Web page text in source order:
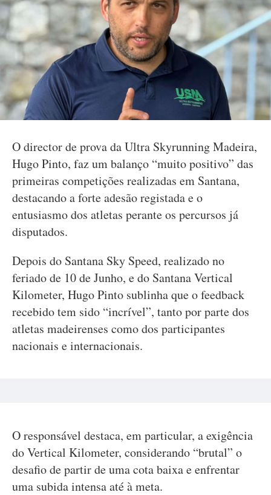
O director de prova da Ultra Skyrunning Madeira,
Hugo Pinto, faz um balanço “muito positivo” das
primeiras competições realizadas em Santana,
destacando a forte adesão registada e o
entusiasmo dos atletas perante os percursos já
disputados.
Depois do Santana Sky Speed, realizado no
feriado de 10 de Junho, e do Santana Vertical
Kilometer, Hugo Pinto sublinha que o feedback
recebido tem sido “incrível”, tanto por parte dos
atletas madeirenses como dos participantes
nacionais e internacionais.
O responsável destaca, em particular, a exigência
do Vertical Kilometer, considerando “brutal” o
desafio de partir de uma cota baixa e enfrentar
uma subida intensa até à meta.